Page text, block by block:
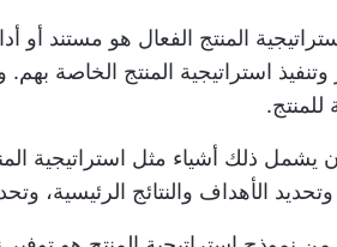
المنتج الفعال هو مستند
وتنفيذ استراتيجية المنتج الخاصة
للمنتج.
يشمل ذلك أشياء مثل استراتيجية
وتحديد الأهداف والنتائج الرئيسية،